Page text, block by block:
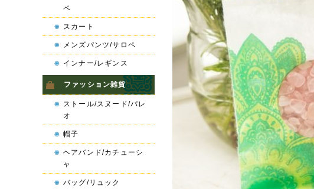
ペ
スカート
メンズパンツ/サロペ
インナー/レギンス
ファッション雑貨
ストール/スヌード/パレ
オ
帽子
ヘアバンド/カチューシ
ャ
バッグ/リュック